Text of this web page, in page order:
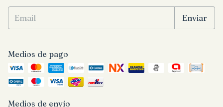
Medios de pago
Medios de envío